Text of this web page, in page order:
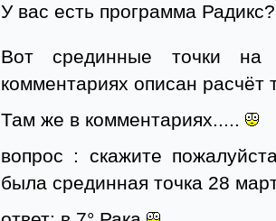
У вас есть программа Радикс?
Вот срединные точки
комментариях описан расчёт
Там же в комментариях.....
вопрос : скажите
была срединная точка 28